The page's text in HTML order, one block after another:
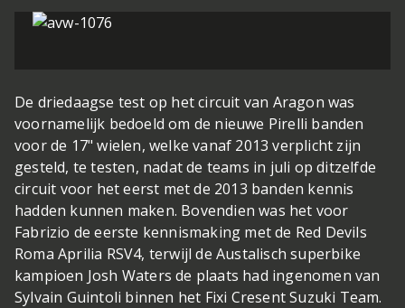
De driedaagse test op het circuit van Aragon was
voornamelijk bedoeld om de nieuwe Pirelli banden
voor de 17" wielen, welke vanaf 2013 verplicht zijn
gesteld, te testen, nadat de teams in juli op ditzelfde
circuit voor het eerst met de 2013 banden kennis
hadden kunnen maken. Bovendien was het voor
Fabrizio de eerste kennismaking met de Red Devils
Roma Aprilia RSV4, terwijl de Austalisch superbike
kampioen Josh Waters de plaats had ingenomen van
Sylvain Guintoli binnen het Fixi Cresent Suzuki Team.